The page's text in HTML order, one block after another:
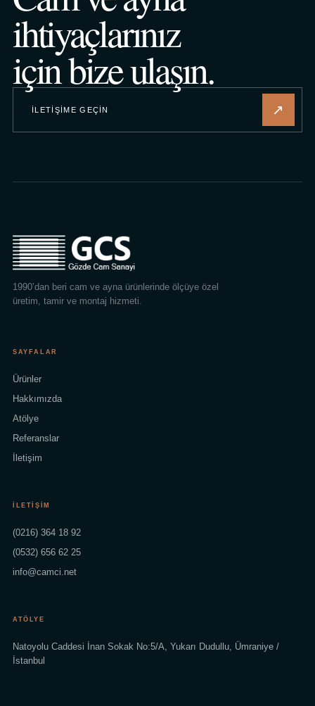
ihtiyaçlarınız
için bize ulaşın.
İLETIŞIME GEÇIN ↗
1990’dan beri cam ve ayna ürünlerinde ölçüye özel
üretim, tamir ve montaj hizmeti.
SAYFALAR
Ürünler
Hakkımızda
Atölye
Referanslar
İletişim
İLETIŞIM
(0216) 364 18 92
(0532) 656 62 25
info@camci.net
ATÖLYE
Natoyolu Caddesi İnan Sokak No:5/A, Yukarı Dudullu, Ümraniye /
İstanbul